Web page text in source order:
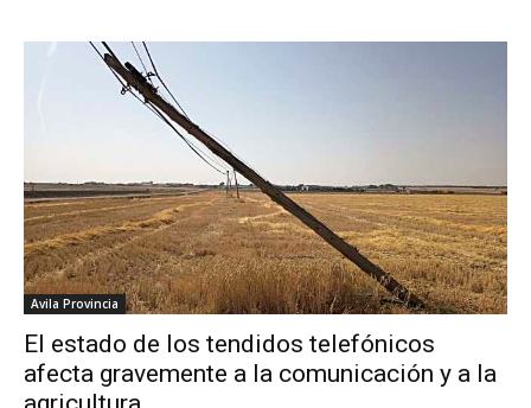
Avila Provincia
El estado de los tendidos telefónicos
afecta gravemente a la comunicación y a la